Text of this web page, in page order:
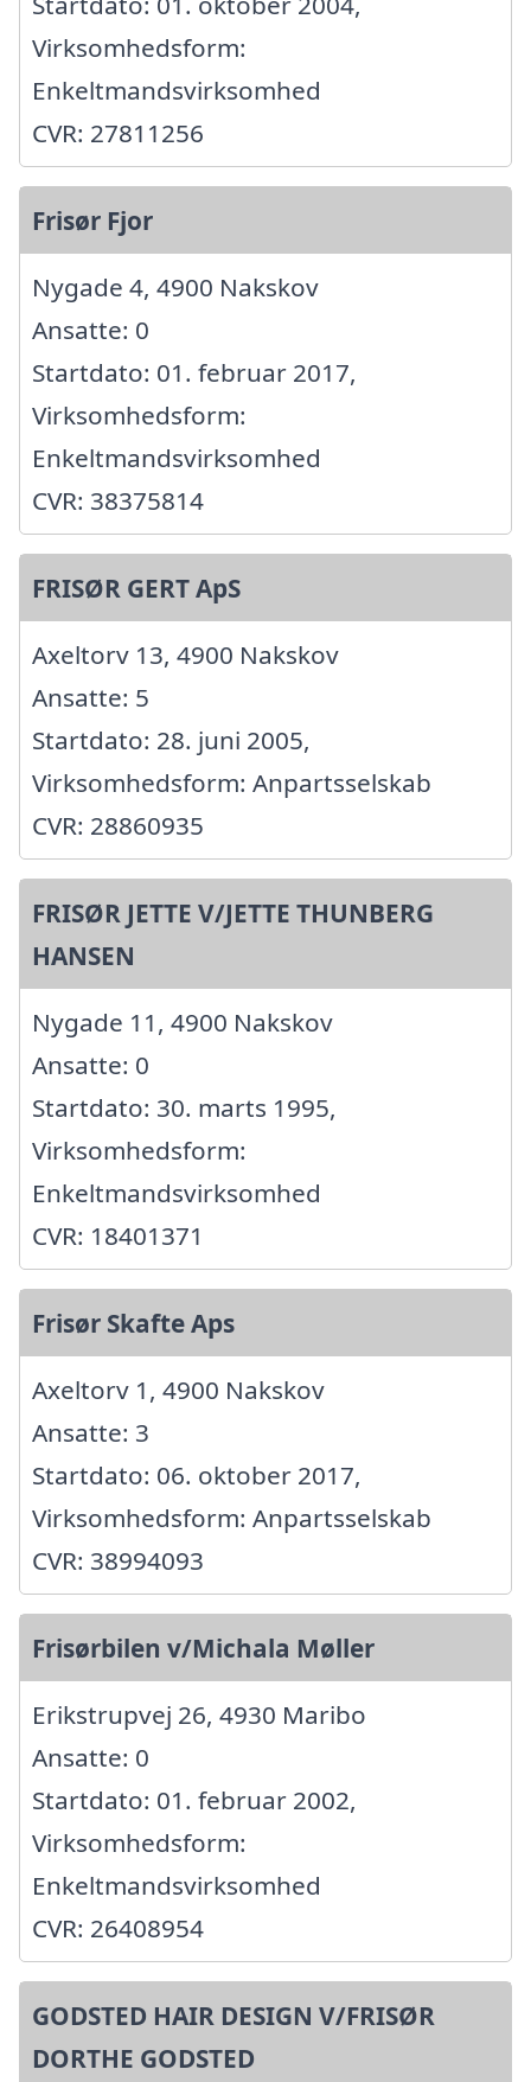
Virksomhedsform:
Enkeltmandsvirksomhed
CVR: 27811256
Frisør Fjor
Nygade 4, 4900 Nakskov
Ansatte: 0
Startdato: 01. februar 2017,
Virksomhedsform:
Enkeltmandsvirksomhed
CVR: 38375814
FRISØR GERT ApS
Axeltorv 13, 4900 Nakskov
Ansatte: 5
Startdato: 28. juni 2005,
Virksomhedsform: Anpartsselskab
CVR: 28860935
FRISØR JETTE V/JETTE THUNBERG
HANSEN
Nygade 11, 4900 Nakskov
Ansatte: 0
Startdato: 30. marts 1995,
Virksomhedsform:
Enkeltmandsvirksomhed
CVR: 18401371
Frisør Skafte Aps
Axeltorv 1, 4900 Nakskov
Ansatte: 3
Startdato: 06. oktober 2017,
Virksomhedsform: Anpartsselskab
CVR: 38994093
Frisørbilen v/Michala Møller
Erikstrupvej 26, 4930 Maribo
Ansatte: 0
Startdato: 01. februar 2002,
Virksomhedsform:
Enkeltmandsvirksomhed
CVR: 26408954
GODSTED HAIR DESIGN V/FRISØR
DORTHE GODSTED